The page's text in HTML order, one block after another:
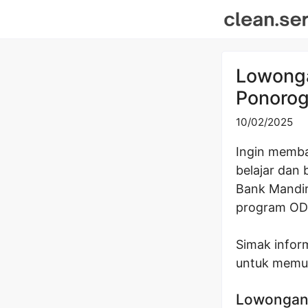
10/02/2025
Ingin
belajar dan
Bank
program
Simak
untuk